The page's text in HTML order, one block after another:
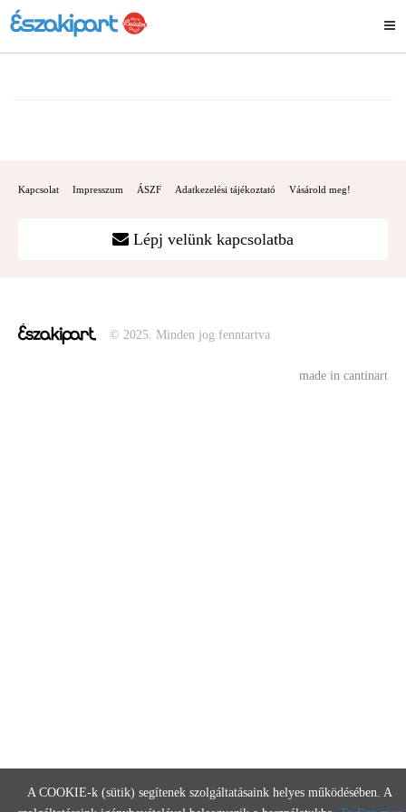
Kapcsolat Impresszum ÁSZF Adatkezelési tájékoztató Vásárold meg!
Lépj velünk kapcsolatba
© 2025. Minden jog fenntartva
made in cantinart
A COOKIE-k (sütik) segítenek szolgáltatásaink helyes működésében. A